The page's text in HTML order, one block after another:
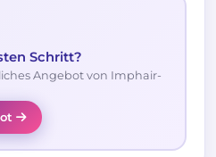
Schritt?
Angebot von Imphair-